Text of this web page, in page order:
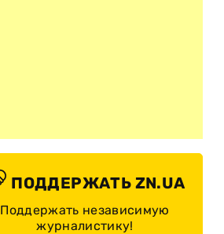
ПОДДЕРЖАТЬ ZN.UA
Поддержать независимую
журналистику!